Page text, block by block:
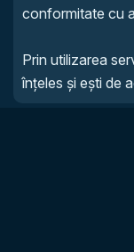
conformitate cu
Prin utilizarea
înțeles și ești de